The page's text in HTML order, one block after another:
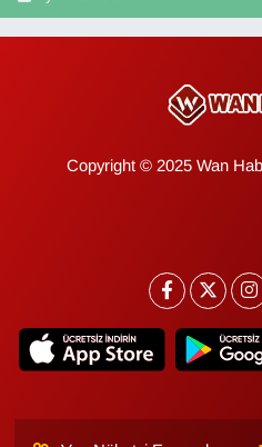
Copyright © 2025 Wan